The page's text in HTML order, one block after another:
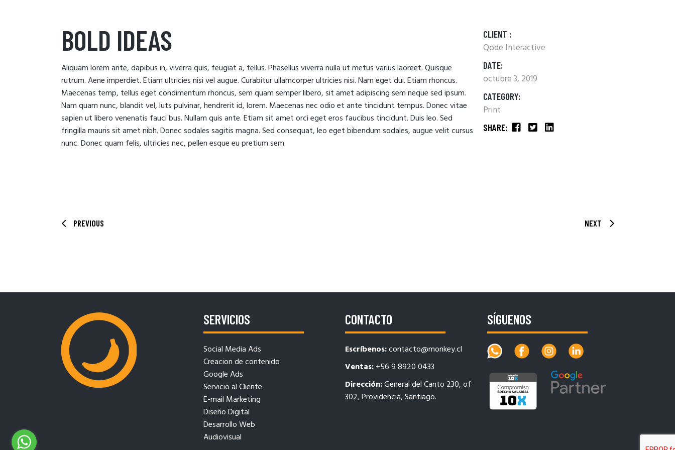
BOLD IDEAS
Aliquam lorem ante, dapibus in, viverra quis, feugiat a, tellus. Phasellus viverra nulla ut metus varius laoreet. Quisque
rutrum. Aene imperdiet. Etiam ultricies nisi vel augue. Curabitur ullamcorper ultricies nisi. Nam eget dui. Etiam rhoncus.
Maecenas temp, tellus eget condimentum rhoncus, sem quam semper libero, sit amet adipiscing sem neque sed ipsum.
Nam quam nunc, blandit vel, luts pulvinar, hendrerit id, lorem. Maecenas nec odio et ante tincidunt tempus. Donec vitae
sapien ut libero venenatis fauci bus. Nullam quis ante. Etiam sit amet orci eget eros faucibus tincidunt. Duis leo. Sed
fringilla mauris sit amet nibh. Donec sodales sagitis magna. Sed consequat, leo eget bibendum sodales, augue velit cursus
nunc. Donec quam felis, ultricies nec, pellen esque eu pretium sem.
CLIENT :
Qode Interactive
DATE:
octubre 3, 2019
CATEGORY:
Print
SHARE:
PREVIOUS NEXT
SERVICIOS
Social Media Ads
Creacion de contenido
Google Ads
Servicio al Cliente
E-mail Marketing
Diseño Digital
Desarrollo Web
Audiovisual
CONTACTO
Escríbenos:contacto@monkey.cl
Ventas:+56 9 8920 0433
Dirección:General del Canto 230, of
302, Providencia, Santiago.
SÍGUENOS